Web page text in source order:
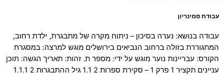
עבודת סמינריון
עבודה בנושא: נערה בסיכון – ניתוח מקרה של מתבגרת, ילדת רחוב,
המתגוררת בזולה ברחוב הנביאים בירושלים מוגש למרצה: במסגרת
הקורס: עבריינות נוער מוגש על ידי: מספר ת. זהות: תאריך הגשה: תוכן
עניינים תקציר 1 פרק 1 – סקירת ספרות 2 1.1 גיל ההתבגרות 2 1.1.1